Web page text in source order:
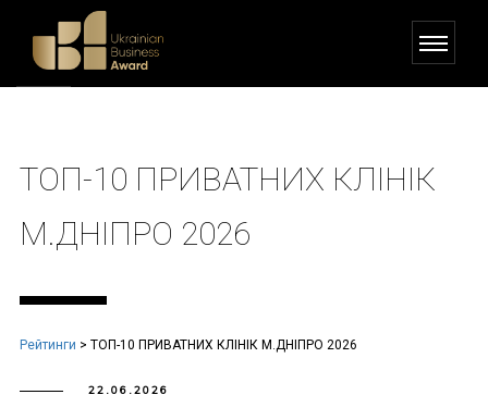
ТОП-10 ПРИВАТНИХ КЛІНІК
М.ДНІПРО 2026
Рейтинги > ТОП-10 ПРИВАТНИХ КЛІНІК М.ДНІПРО 2026
22.06.2026